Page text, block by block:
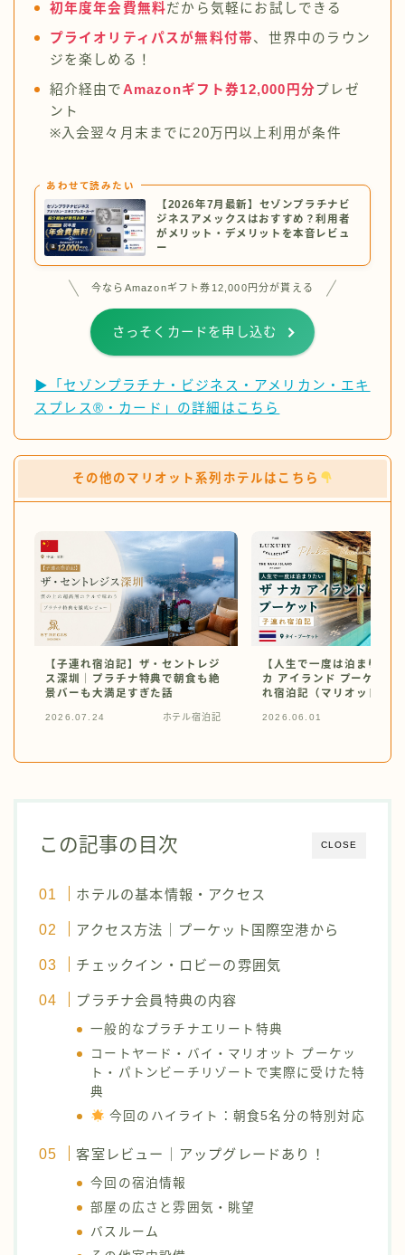
初年度年会費無料だから気軽にお試しできる
プライオリティパスが無料付帯、世界中のラウン
ジを楽しめる！
紹介経由で Amazonギフト券12,000円分プレゼ
ント
※入会翌々月末までに20万円以上利用が条件
あわせて読みたい
【2026年7月最新】セゾンプラチナビ
ジネスアメックスはおすすめ？利用者
がメリット・デメリットを本音レビュ
ー
今ならAmazonギフト券12,000円分が貰える
さっそくカードを申し込む
▶「セゾンプラチナ・ビジネス・アメリカン・エキ
スプレス®・カード」の詳細はこちら
その他のマリオット系列ホテルはこちら
【子連れ宿泊記】ザ・セントレジ
ス深圳｜プラチナ特典で朝食も絶
景バーも大満足すぎた話
2026.07.24 ホテル宿泊記
【人生で一度は泊まりた
カ アイランド プーケット
れ宿泊記（マリオットプラ
2026.06.01
CLOSE
この記事の目次
ホテルの基本情報・アクセス
アクセス方法｜プーケット国際空港から
チェックイン・ロビーの雰囲気
プラチナ会員特典の内容
一般的なプラチナエリート特典
コートヤード・バイ・マリオット プーケッ
ト・パトンビーチリゾートで実際に受けた特
典
今回のハイライト：朝食5名分の特別対応
客室レビュー｜アップグレードあり！
今回の宿泊情報
部屋の広さと雰囲気・眺望
バスルーム